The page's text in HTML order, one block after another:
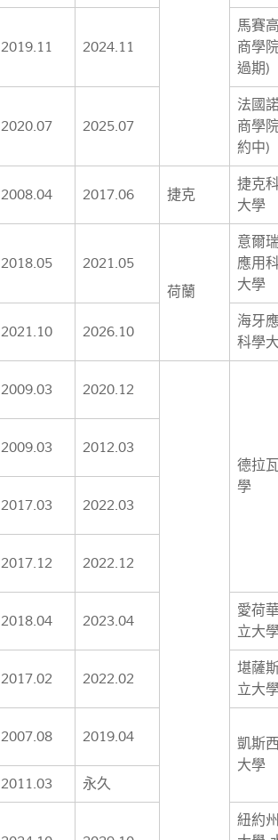
2019.11 2024.11
馬賽
商學
過期)
2020.07 2025.07
法國
商學
約中)
2008.04 2017.06 捷克
捷克
大學
2018.05
2021.05
荷蘭
意爾
應用
大學
2021.10 2026.10
海牙
科學
2009.03 2020.12
德拉
學
2009.03 2012.03
2017.03 2022.03
2017.12 2022.12
2018.04 2023.04
愛荷
立大
2017.02 2022.02
堪薩
立大
2007.08 2019.04
凱斯
大學
2011.03
永久
紐約